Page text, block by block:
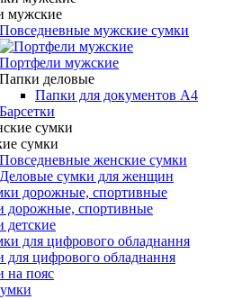
мужские
Повседневные мужские сумки
Портфели мужские
Папки деловые
Папки для документов A4
Барсетки
сумки
Повседневные женские сумки
Деловые сумки для женщин
дорожные, спортивные
детские
для цифрового обладнання
на пояс